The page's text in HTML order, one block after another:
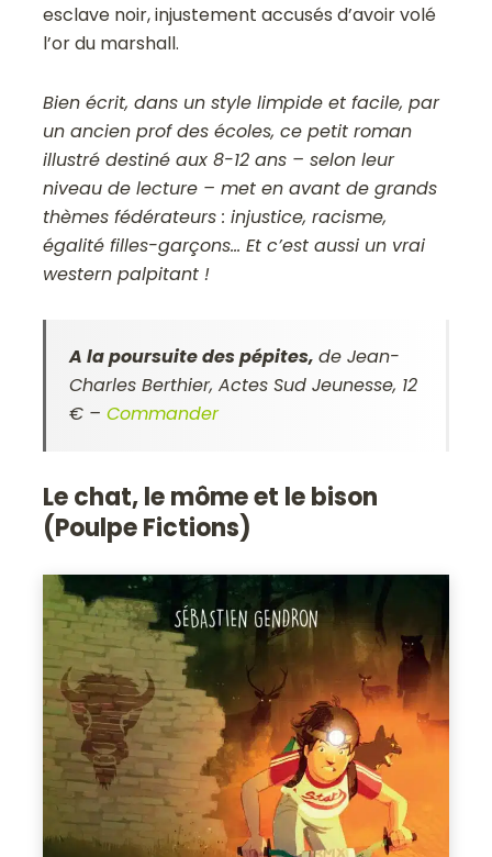
esclave noir, injustement accusés d’avoir volé
l’or du marshall.
Bien écrit, dans un style limpide et facile, par
un ancien prof des écoles, ce petit roman
illustré destiné aux 8-12 ans – selon leur
niveau de lecture – met en avant de grands
thèmes fédérateurs : injustice, racisme,
égalité filles-garçons… Et c’est aussi un vrai
western palpitant !
A la poursuite des pépites,de Jean-
Charles Berthier,Actes Sud Jeunesse, 12
€ –Commander
Le chat, le môme et le bison
(Poulpe Fictions)